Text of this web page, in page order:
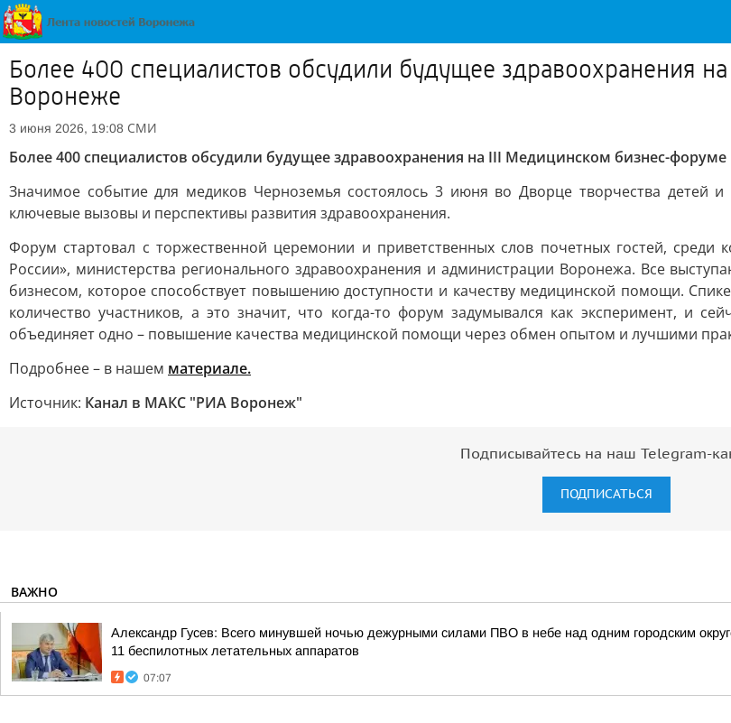
Более 400 специалистов обсудили будущее здравоохранения
Воронеже
3 июня 2026, 19:08 СМИ
Более 400 специалистов обсудили будущее здравоохранения на III Медицинском бизнес-
Значимое событие для медиков Черноземья состоялось 3 июня во Дворце творчества детей
ключевые вызовы и перспективы развития здравоохранения.
Форум стартовал с торжественной церемонии и приветственных слов почетных гостей, среди
России», министерства регионального здравоохранения и администрации Воронежа. Все
бизнесом, которое способствует повышению доступности и качеству медицинской помощи.
количество участников, а это значит, что когда-то форум задумывался как эксперимент, и
объединяет одно – повышение качества медицинской помощи через обмен опытом и лучшими
Подробнее – в нашем материале.
Источник: Канал в МАКС "РИА Воронеж"
Подписывайтесь на наш Telegram-
ПОДПИСАТЬСЯ
ВАЖНО
Александр Гусев: Всего минувшей ночью дежурными силами ПВО в небе над одним городским
11 беспилотных летательных аппаратов
07:07